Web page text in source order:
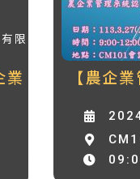
限
業
【農企